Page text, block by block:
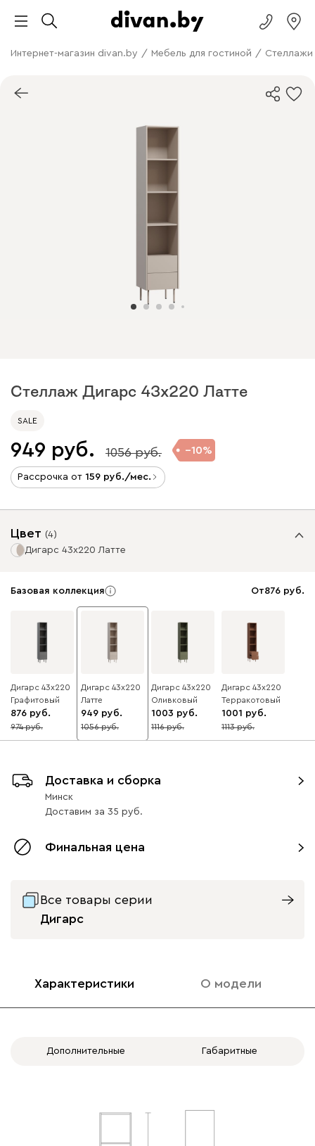
Интернет-магазин divan.by / Мебель для гостиной / Cтеллажи
Стеллаж Дигарс 43x220 Латте
SALE
949 1056 10
Рассрочка от 159 /мес.
Цвет (4)
Дигарс 43x220 Латте
Базовая коллекция От876
Дигарс 43x220
Графитовый
876
10
974
Дигарс 43x220
Латте
949
10
1056
Дигарс 43x220
Оливковый
1003
10
1116
Дигарс 43x220
Терракотовый
1001
10
1113
Доставка и сборка
Минск
Доставим за 35
Финальная цена
Все товары серии
Дигарс
Характеристики О модели
Дополнительные Габаритные